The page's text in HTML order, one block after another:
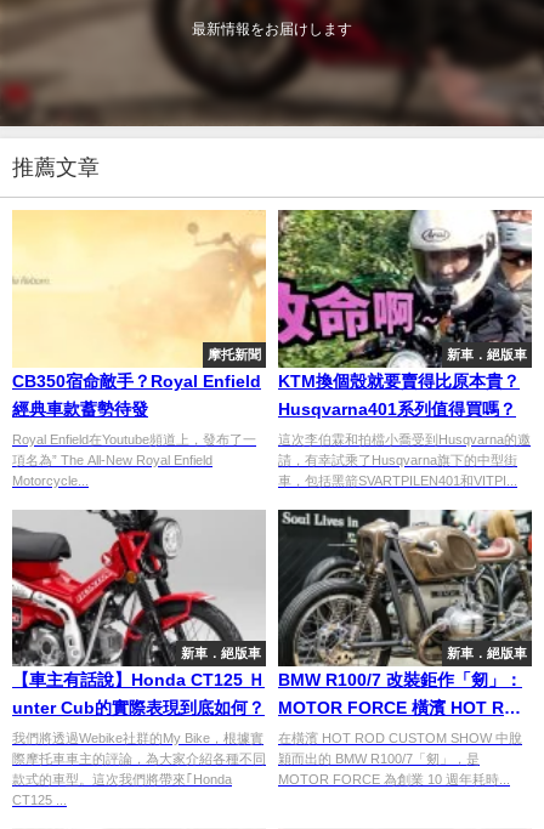
最新情報をお届けします
推薦文章
摩托新聞
CB350宿命敵手？Royal Enfield
經典車款蓄勢待發
Royal Enfield在Youtube頻道上，發布了一
項名為” The All-New Royal Enfield
Motorcycle...
新車．絕版車
KTM換個殼就要賣得比原本貴？
Husqvarna401系列值得買嗎？
這次李伯霖和拍檔小喬受到Husqvarna的邀
請，有幸試乘了Husqvarna旗下的中型街
車，包括黑箭SVARTPILEN401和VITPI...
新車．絕版車
【車主有話說】Honda CT125 Ｈ
unter Cub的實際表現到底如何？
我們將透過Webike社群的My Bike，根據實
際摩托車車主的評論，為大家介紹各種不同
款式的車型。這次我們將帶來｢Honda
CT125 ...
新車．絕版車
BMW R100/7 改裝鉅作「剱」：
MOTOR FORCE 橫濱 HOT ROD
CUSTOM SHOW 獲獎之作，揉
合水平對臥機械美與武士道精神
在橫濱 HOT ROD CUSTOM SHOW 中脫
穎而出的 BMW R100/7「剱」，是
MOTOR FORCE 為創業 10 週年耗時...